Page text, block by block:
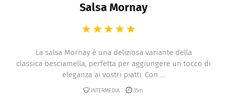
Salsa Mornay
La salsa Mornay è una deliziosa variante della
classica besciamella, perfetta per aggiungere un tocco di
eleganza ai vostri piatti. Con ...
INTERMEDIA 35m